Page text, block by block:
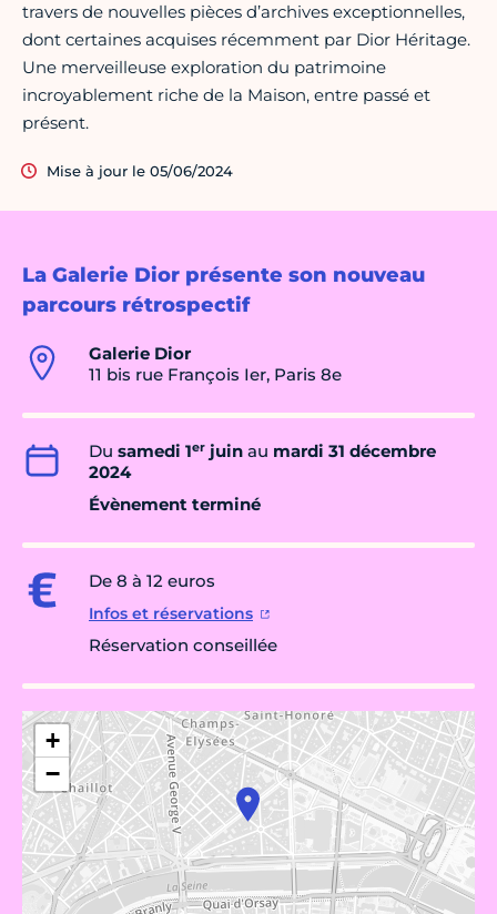
La Galerie Dior présente son nouveau
parcours rétrospectif
Galerie Dior
11 bis rue François Ier, Paris 8e
Du samedi 1er juin au mardi 31 décembre
2024
Évènement terminé
De 8 à 12 euros
Infos et réservations
Réservation conseillée
+
−
travers de nouvelles pièces d’archives exceptionnelles,
dont certaines acquises récemment par Dior Héritage.
Une merveilleuse exploration du patrimoine
incroyablement riche de la Maison, entre passé et
présent.
Mise à jour le 05/06/2024